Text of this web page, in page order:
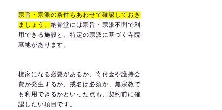
宗旨・宗派の条件もあわせて確認しておき
ましょう。納骨堂には宗旨・宗派不問で利
用できる施設と、特定の宗派に基づく寺院
墓地があります。
檀家になる必要があるか、寄付金や護持会
費が発生するか、戒名は必須か、無宗教で
も利用できるかといった点も、契約前に確
認したい項目です。